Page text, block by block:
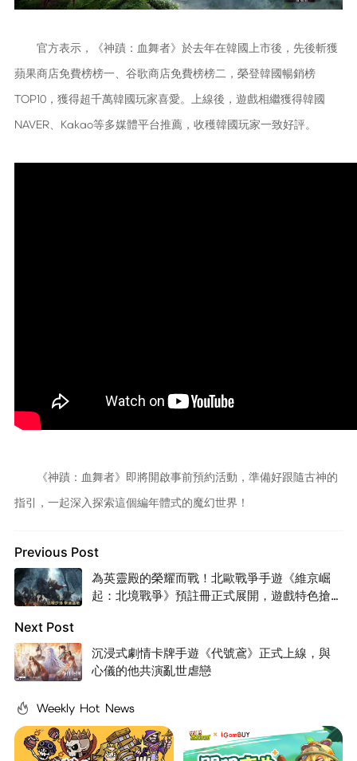
官方表示，《神蹟：血舞者》於去年在韓國上市後，先後斬獲
蘋果商店免費榜榜一、谷歌商店免費榜榜二，榮登韓國暢銷榜
TOP10，獲得超千萬韓國玩家喜愛。上線後，遊戲相繼獲得韓國
NAVER、Kakao等多媒體平台推薦，收穫韓國玩家一致好評。
《神蹟：血舞者》即將開啟事前預約活動，準備好跟隨古神的
指引，一起深入探索這個編年體式的魔幻世界！
Previous Post
為英靈殿的榮耀而戰！北歐戰爭手遊《維京崛
起：北境戰爭》預註冊正式展開，遊戲特色搶
Next Post
沉浸式劇情卡牌手遊《代號鳶》正式上線，與
心儀的他共演亂世虐戀
Weekly Hot News